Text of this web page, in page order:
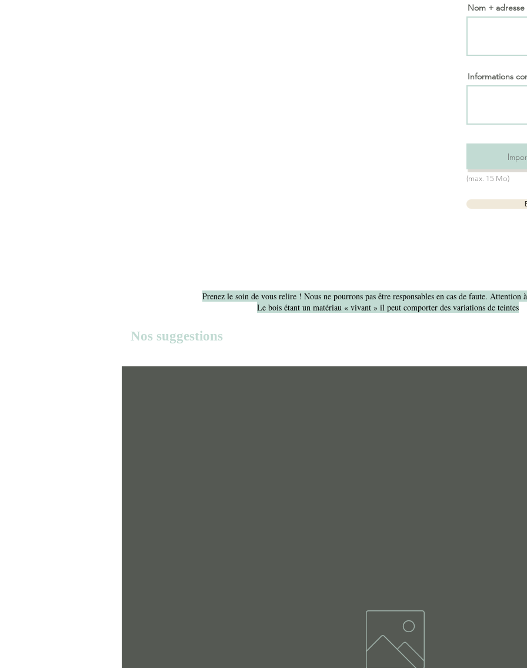
Nom +
Informations
(max. 15 Mo)
Prenez le soin de vous relire ! Nous ne pourrons pas être responsables en cas de faute. Attention
Le bois étant un matériau « vivant » il peut comporter des variations de teintes
Nos suggestions